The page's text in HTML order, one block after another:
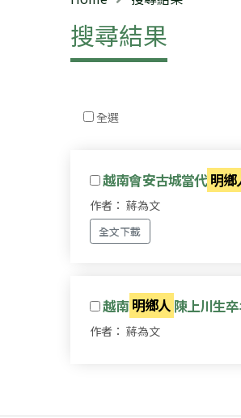
搜尋結果
全選
越南會安古城當代 明鄉
作者： 蔣為文
全文下載
越南明鄉人 陳上川生
作者： 蔣為文